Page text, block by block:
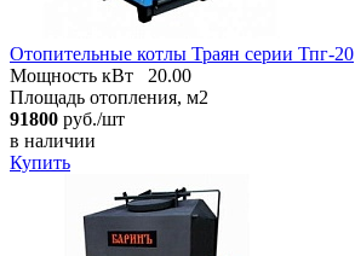
Отопительные котлы Траян серии Тпг-20
Мощность кВт
20.00
Площадь отопления, м2
91800 руб./шт
в наличии
Купить